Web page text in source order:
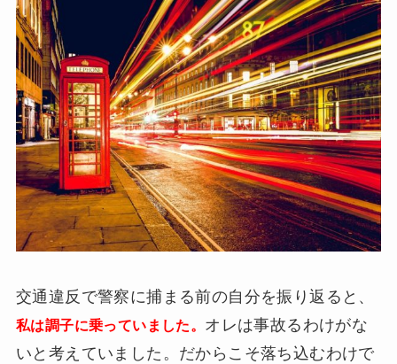
交通違反で警察に捕まる前の自分を振り返ると、
私は調子に乗っていました。 オレは事故るわけがな
いと考えていました。だからこそ落ち込むわけで